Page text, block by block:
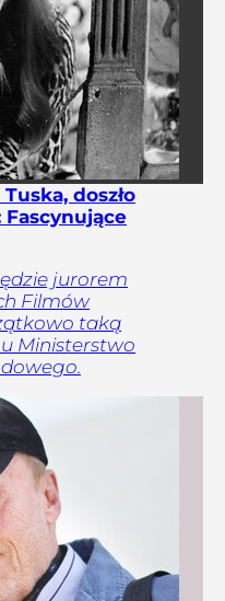
doszło
Fascynujące
jurorem
Filmów
taką
Ministerstwo